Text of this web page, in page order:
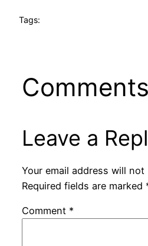
Tags:
Comments
Leave a
Your email address will not
Required fields are marked
Comment *